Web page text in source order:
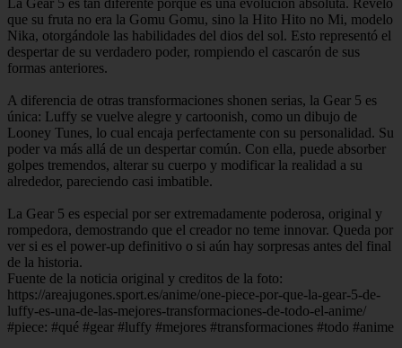
que su fruta no era la Gomu Gomu, sino la Hito Hito no Mi, modelo
Nika, otorgándole las habilidades del dios del sol. Esto representó el
despertar de su verdadero poder, rompiendo el cascarón de sus
formas anteriores.
A diferencia de otras transformaciones shonen serias, la Gear 5 es
única: Luffy se vuelve alegre y cartoonish, como un dibujo de
Looney Tunes, lo cual encaja perfectamente con su personalidad. Su
poder va más allá de un despertar común. Con ella, puede absorber
golpes tremendos, alterar su cuerpo y modificar la realidad a su
alrededor, pareciendo casi imbatible.
La Gear 5 es especial por ser extremadamente poderosa, original y
rompedora, demostrando que el creador no teme innovar. Queda por
ver si es el power-up definitivo o si aún hay sorpresas antes del final
de la historia.
Fuente de la noticia original y creditos de la foto:
https://areajugones.sport.es/anime/one-piece-por-que-la-gear-5-de-
luffy-es-una-de-las-mejores-transformaciones-de-todo-el-anime/
#piece: #qué #gear #luffy #mejores #transformaciones #todo #anime